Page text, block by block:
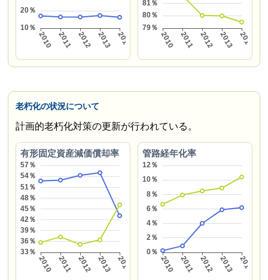
老朽化の状況について
計画的老朽化対策の更新が行われている。
有形固定資産減価償却率 管路経年化率